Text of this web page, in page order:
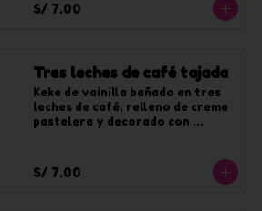
S/ 7.00
Tres leches de café tajada
Keke de vainilla bañado en tres
leches de café, relleno de crema
pastelera y decorado con
S/ 7.00